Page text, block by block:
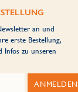
an und
erste Bestellung,
Infos zu unseren
ANMELDEN